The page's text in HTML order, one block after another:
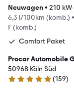
Neuwagen• 210 kW
6,3 l/100km (komb.) •
F (komb.)
Comfort Paket
Procar Automobile
50968 Köln Süd
4.8 Sterne
(159)